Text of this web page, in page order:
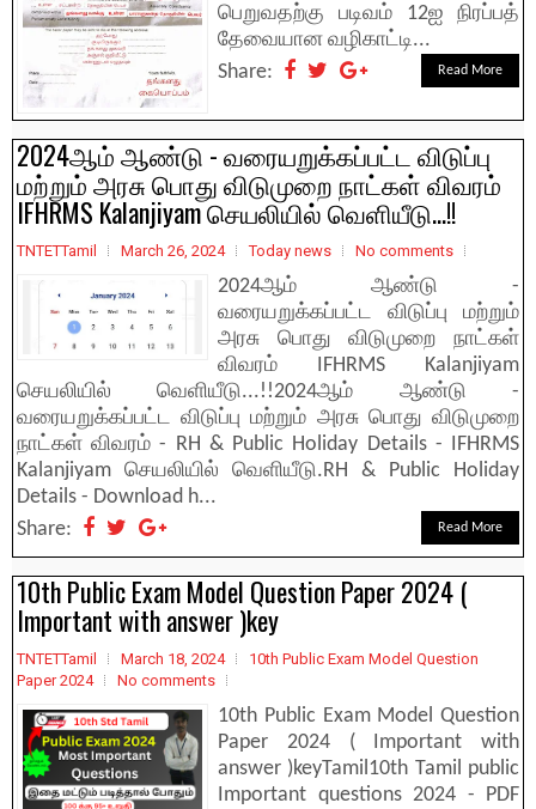
பெறுவதற்கு படிவம் 12ஐ நிரப்பத்
தேவையான வழிகாட்டி...
Share:
Read More
2024ஆம் ஆண்டு - வரையறுக்கப்பட்ட விடுப்பு
மற்றும் அரசு பொது விடுமுறை நாட்கள் விவரம்
IFHRMS Kalanjiyam செயலியில் வெளியீடு...!!
TNTETTamil March 26, 2024 Today news No comments
2024ஆம் ஆண்டு -
வரையறுக்கப்பட்ட விடுப்பு மற்றும்
அரசு பொது விடுமுறை நாட்கள்
விவரம் IFHRMS Kalanjiyam
செயலியில் வெளியீடு...!!2024ஆம் ஆண்டு -
வரையறுக்கப்பட்ட விடுப்பு மற்றும் அரசு பொது விடுமுறை
நாட்கள் விவரம் - RH & Public Holiday Details - IFHRMS
Kalanjiyam செயலியில் வெளியீடு.RH & Public Holiday
Details - Download h...
Share:
Read More
10th Public Exam Model Question Paper 2024 (
Important with answer )key
TNTETTamil March 18, 2024
10th Public Exam Model Question
Paper 2024
No comments
10th Public Exam Model Question
Paper 2024 ( Important with
answer )keyTamil10th Tamil public
Important questions 2024 - PDF